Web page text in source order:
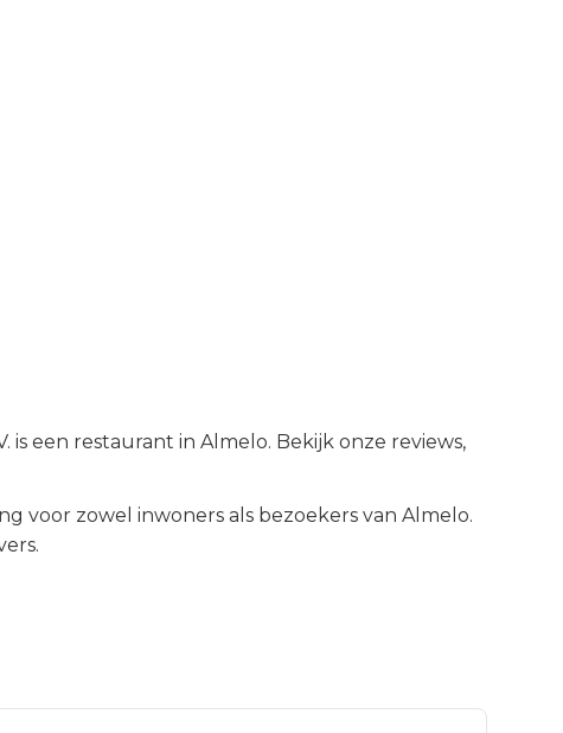
is een restaurant in Almelo. Bekijk onze reviews,
voor zowel inwoners als bezoekers van Almelo.